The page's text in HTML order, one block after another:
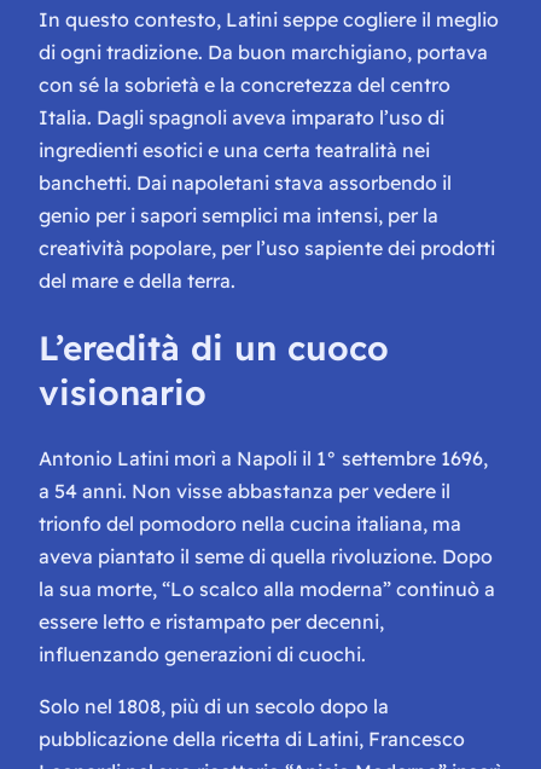
In questo contesto, Latini seppe cogliere il meglio
di ogni tradizione. Da buon marchigiano, portava
con sé la sobrietà e la concretezza del centro
Italia. Dagli spagnoli aveva imparato l’uso di
ingredienti esotici e una certa teatralità nei
banchetti. Dai napoletani stava assorbendo il
genio per i sapori semplici ma intensi, per la
creatività popolare, per l’uso sapiente dei prodotti
del mare e della terra.
L’eredità di un cuoco
visionario
Antonio Latini morì a Napoli il 1° settembre 1696,
a 54 anni. Non visse abbastanza per vedere il
trionfo del pomodoro nella cucina italiana, ma
aveva piantato il seme di quella rivoluzione. Dopo
la sua morte, “Lo scalco alla moderna” continuò a
essere letto e ristampato per decenni,
influenzando generazioni di cuochi.
Solo nel 1808, più di un secolo dopo la
pubblicazione della ricetta di Latini, Francesco